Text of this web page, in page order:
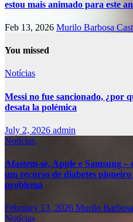
estou mais animado para este
Feb 13, 2026 Murilo Barbosa
You missed
Notícias
Messi no fue sancionado, ¿por
desata la polémica
July 2, 2026 admin
Notícias
Afastem-se, Apple e Samsung
um recurso de diabetes
problema
February 13, 2026 Murilo
Notícias